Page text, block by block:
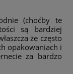
(choćby te
są bardziej
że często
opakowaniach i
za bardzo